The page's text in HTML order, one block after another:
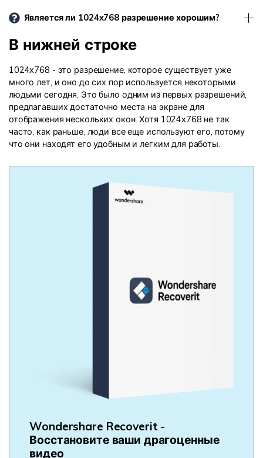
Является ли 1024x768 разрешение хорошим?
В нижней строке
1024x768 - это разрешение, которое существует уже
много лет, и оно до сих пор используется некоторыми
людьми сегодня. Это было одним из первых разрешений,
предлагавших достаточно места на экране для
отображения нескольких окон. Хотя 1024x768 не так
часто, как раньше, люди все еще используют его, потому
что они находят его удобным и легким для работы.
Wondershare Recoverit -
Восстановите ваши драгоценные
видео